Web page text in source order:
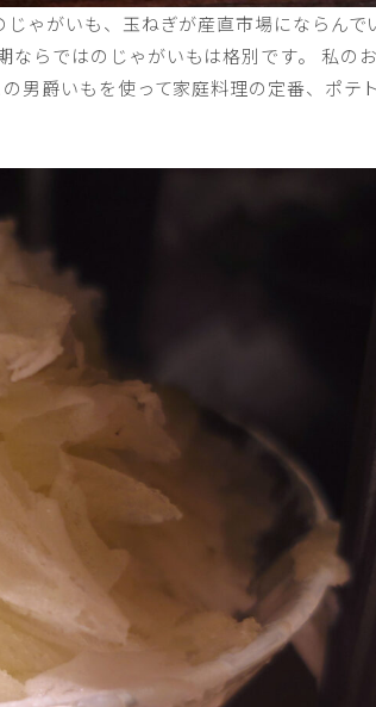
ゃがいも、玉ねぎが産直市場にならんで
らではのじゃがいもは格別です。 私の
男爵いもを使って家庭料理の定番、ポテ